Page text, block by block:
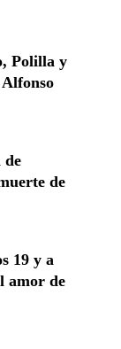
Polilla y
de
de
19 y a
amor de